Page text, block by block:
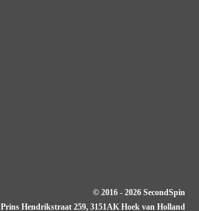
© 2016 - 2026 SecondSpin
Prins Hendrikstraat 259, 3151AK Hoek van Holland